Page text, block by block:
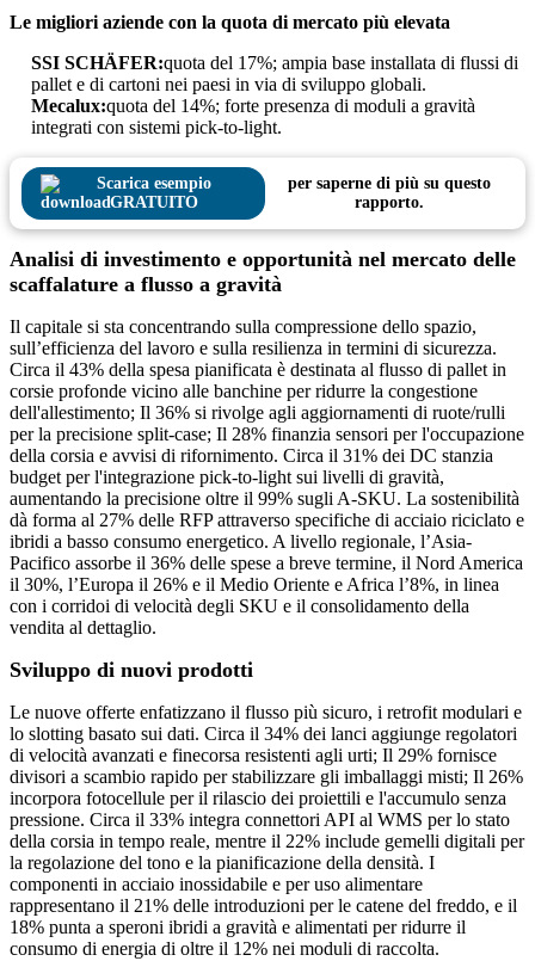
Le migliori aziende con la quota di mercato più elevata
SSI SCHÄFER:quota del 17%; ampia base installata di flussi di
pallet e di cartoni nei paesi in via di sviluppo globali.
Mecalux:quota del 14%; forte presenza di moduli a gravità
integrati con sistemi pick-to-light.
Scarica esempio
GRATUITO
per saperne di più su questo
rapporto.
Analisi di investimento e opportunità nel mercato delle
scaffalature a flusso a gravità
Il capitale si sta concentrando sulla compressione dello spazio,
sull’efficienza del lavoro e sulla resilienza in termini di sicurezza.
Circa il 43% della spesa pianificata è destinata al flusso di pallet in
corsie profonde vicino alle banchine per ridurre la congestione
dell'allestimento; Il 36% si rivolge agli aggiornamenti di ruote/rulli
per la precisione split-case; Il 28% finanzia sensori per l'occupazione
della corsia e avvisi di rifornimento. Circa il 31% dei DC stanzia
budget per l'integrazione pick-to-light sui livelli di gravità,
aumentando la precisione oltre il 99% sugli A-SKU. La sostenibilità
dà forma al 27% delle RFP attraverso specifiche di acciaio riciclato e
ibridi a basso consumo energetico. A livello regionale, l’Asia-
Pacifico assorbe il 36% delle spese a breve termine, il Nord America
il 30%, l’Europa il 26% e il Medio Oriente e Africa l’8%, in linea
con i corridoi di velocità degli SKU e il consolidamento della
vendita al dettaglio.
Sviluppo di nuovi prodotti
Le nuove offerte enfatizzano il flusso più sicuro, i retrofit modulari e
lo slotting basato sui dati. Circa il 34% dei lanci aggiunge regolatori
di velocità avanzati e finecorsa resistenti agli urti; Il 29% fornisce
divisori a scambio rapido per stabilizzare gli imballaggi misti; Il 26%
incorpora fotocellule per il rilascio dei proiettili e l'accumulo senza
pressione. Circa il 33% integra connettori API al WMS per lo stato
della corsia in tempo reale, mentre il 22% include gemelli digitali per
la regolazione del tono e la pianificazione della densità. I
componenti in acciaio inossidabile e per uso alimentare
rappresentano il 21% delle introduzioni per le catene del freddo, e il
18% punta a speroni ibridi a gravità e alimentati per ridurre il
consumo di energia di oltre il 12% nei moduli di raccolta.